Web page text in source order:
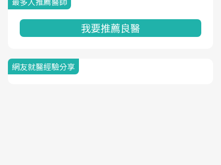
我要推薦良醫
網友就醫經驗分享